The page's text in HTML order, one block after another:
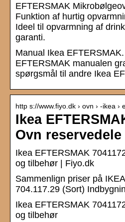
EFTERSMAK
Funktion af hurtig
Ideel til opvarmning af
garanti.
Manual Ikea
EFTERSMAK manualen
spørgsmål til andre Ikea
http s://www.fiyo.dk › ovn › -ikea ›
Ikea
Ovn
Ikea EFTERSMAK
og tilbehør | Fiyo.dk
Sammenlign priser på
704.117.29 (Sort)
Ikea EFTERSMAK
og tilbehør